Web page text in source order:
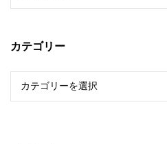
カテゴリー